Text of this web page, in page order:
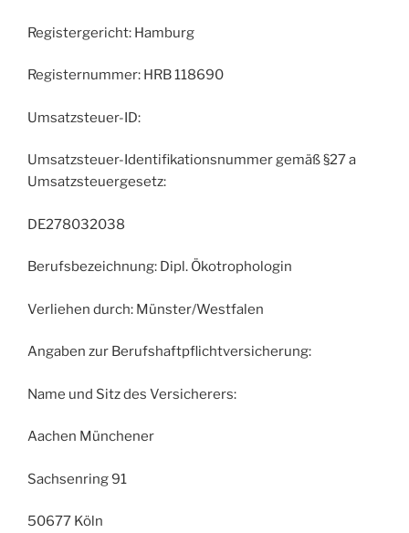
Registergericht: Hamburg
Registernummer: HRB 118690
Umsatzsteuer-ID:
Umsatzsteuer-Identifikationsnummer gemäß §27 a
Umsatzsteuergesetz:
DE278032038
Berufsbezeichnung: Dipl. Ökotrophologin
Verliehen durch: Münster/Westfalen
Angaben zur Berufshaftpflichtversicherung:
Name und Sitz des Versicherers:
Aachen Münchener
Sachsenring 91
50677 Köln